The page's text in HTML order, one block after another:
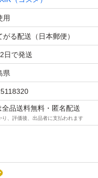
用
がる配送（日本郵便）
日で発送
県
品送料無料・匿名配送
り、評価後、出品者に支払われます